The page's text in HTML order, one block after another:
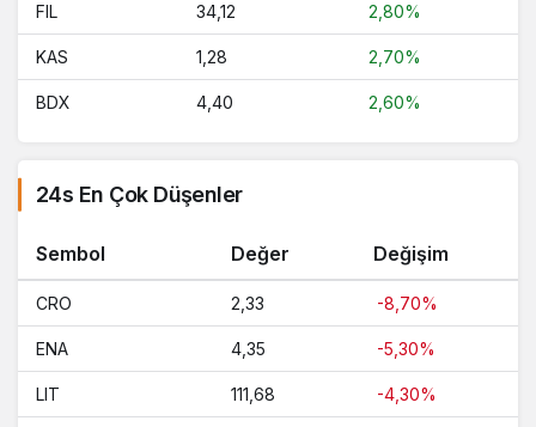
FIL 34,12 2,80%
KAS 1,28 2,70%
BDX 4,40 2,60%
24s En Çok Düşenler
Sembol Değer Değişim
CRO 2,33 -8,70%
ENA 4,35 -5,30%
LIT 111,68 -4,30%